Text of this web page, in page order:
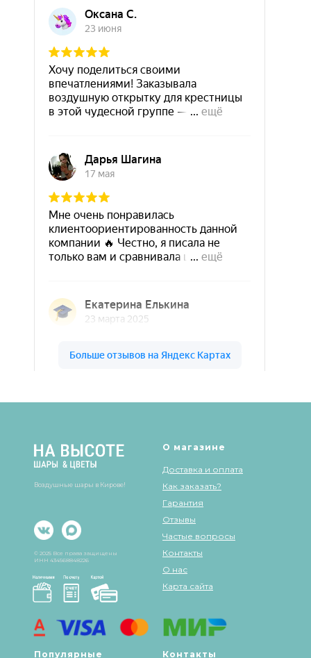
О магазине
Доставка и оплата
Популярные Контакты
© 2025 Все права защищены
Как заказать?
Гарантия
Отзывы
Частые вопросы
Контакты
О нас
ИНН 434568848226
Карта сайта
Воздушные шары в Кирове!